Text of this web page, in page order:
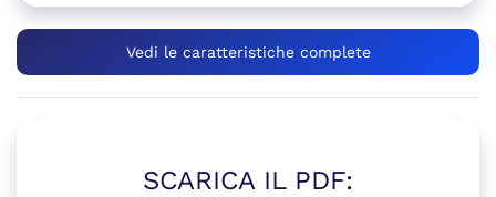
Vedi le caratteristiche complete
SCARICA IL PDF: